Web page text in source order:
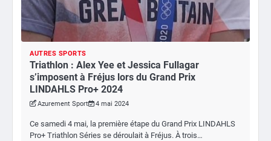
AUTRES SPORTS
Triathlon : Alex Yee et Jessica Fullagar
s’imposent à Fréjus lors du Grand Prix
LINDAHLS Pro+ 2024
Azurement Sport 4 mai 2024
Ce samedi 4 mai, la première étape du Grand Prix LINDAHLS
Pro+ Triathlon Séries se déroulait à Fréjus. À trois…